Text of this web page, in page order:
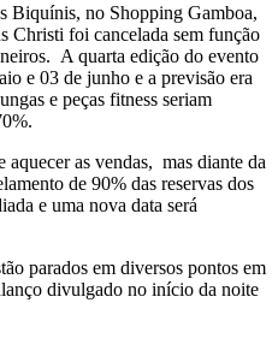
Biquínis, no Shopping Gamboa,
Christi foi cancelada sem função
A quarta edição do evento
e 03 de junho e a previsão era
e peças fitness seriam
as vendas, mas diante da
de 90% das reservas dos
e uma nova data será
parados em diversos pontos em
divulgado no início da noite